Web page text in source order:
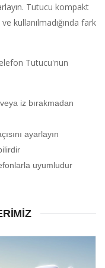
Tutucu kompakt
kullanılmadığında fark
Tutucu'nun
iz bırakmadan
ayarlayın
uyumludur